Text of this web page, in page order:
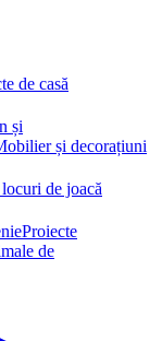
de casă
și
și decorațiuni
de joacă
Proiecte
de